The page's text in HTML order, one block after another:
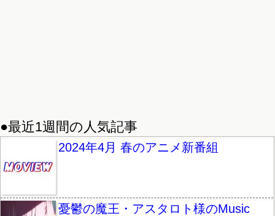
●最近1週間の人気記事
2024年4月 春のアニメ新番組
憂鬱の魔王・アスタロト様のMusic